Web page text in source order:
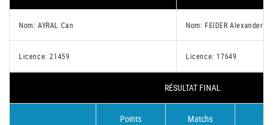
Nom: AYRAL Can Nom: FEIDER Alexander
Licence: 21459 Licence: 17649
RÉSULTAT FINAL
Points Matchs